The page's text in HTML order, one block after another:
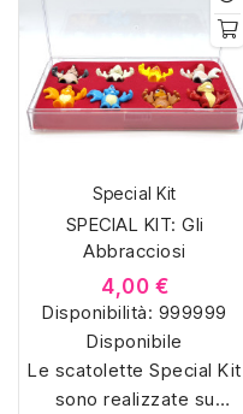
vellutino rosso e offrono
soluzioni eleganti e
pratiche per organizzare
e mostrare la tua
collezione di sorpresine.
Special Kit
SPECIAL KIT: Gli
Abbracciosi
4,00 €
Disponibilità: 999999
Disponibile
Le scatolette Special Kit
sono realizzate su